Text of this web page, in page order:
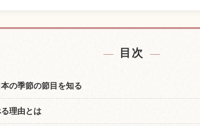
目次
の季節の節目を知る
理由とは